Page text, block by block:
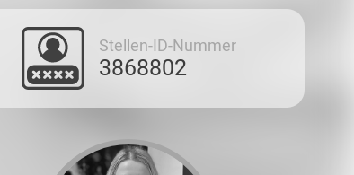
Stellen-ID-Nummer
3868802